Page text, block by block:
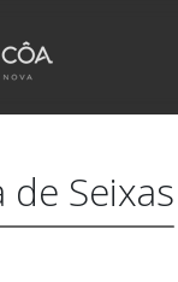
de Seixas